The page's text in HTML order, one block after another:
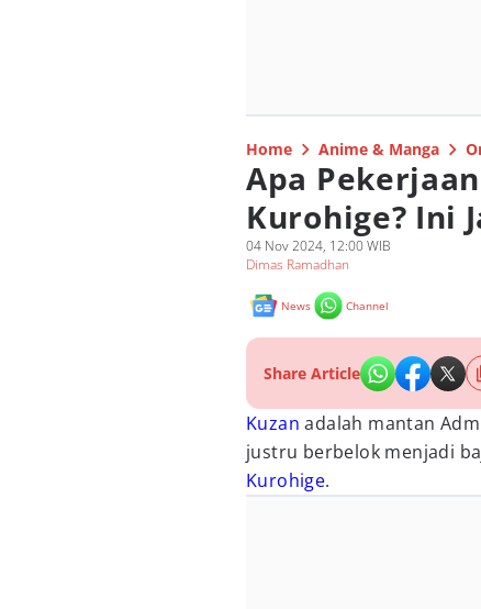
Home Anime & Manga
Apa
Kurohige? Ini
04 Nov 2024, 12:00 WIB
Dimas Ramadhan
News Channel
Share Article
Kuzan adalah mantan
justru berbelok menjadi
Kurohige.